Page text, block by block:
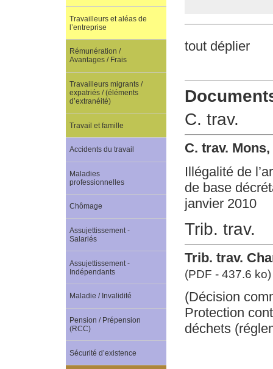
tout déplier
C. trav.
C. trav.
Illégalité de
de base
janvier 2010
Trib. trav.
Trib. trav.
(PDF - 437.6 ko)
(Décision
Protection
déchets
Travailleurs et aléas de
l’entreprise
Rémunération /
Avantages / Frais
Travailleurs migrants /
expatriés / (éléments
d’extranéité)
Travail et famille
Accidents du travail
Maladies
professionnelles
Chômage
Assujettissement -
Salariés
Assujettissement -
Indépendants
Maladie / Invalidité
Pension / Prépension
(RCC)
Sécurité d’existence